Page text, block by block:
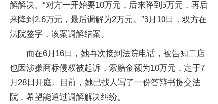
解解决。“对方一开始要10万元，后来降到5万元，再后
来降到2.6万元，最后调解为2万元。”6月10日，双方在
法院签字，该案调解结案。
而在6月16日，她再次接到法院电话，被告知二店
也因涉嫌商标侵权被起诉，索赔金额为10万元，定于7
月28日开庭。目前，她已找人写了一份答辩书提交法
院，希望能通过调解解决纠纷。